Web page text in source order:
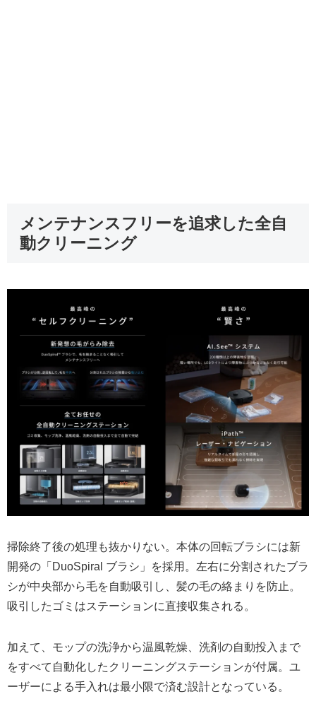
メンテナンスフリーを追求した全自
動クリーニング
掃除終了後の処理も抜かりない。本体の回転ブラシには新
開発の「DuoSpiral ブラシ」を採用。左右に分割されたブラ
シが中央部から毛を自動吸引し、髪の毛の絡まりを防止。
吸引したゴミはステーションに直接収集される。
加えて、モップの洗浄から温風乾燥、洗剤の自動投入まで
をすべて自動化したクリーニングステーションが付属。ユ
ーザーによる手入れは最小限で済む設計となっている。